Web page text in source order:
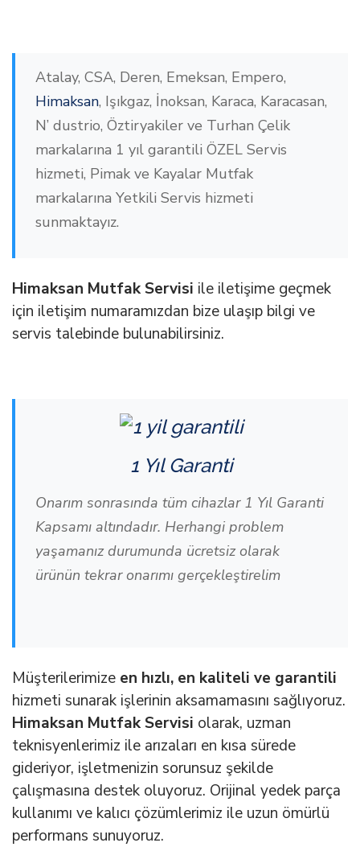
Atalay, CSA, Deren, Emeksan, Empero,
Himaksan, Işıkgaz, İnoksan, Karaca, Karacasan,
N’ dustrio, Öztiryakiler ve Turhan Çelik
markalarına 1 yıl garantili ÖZEL Servis
hizmeti, Pimak ve Kayalar Mutfak
markalarına Yetkili Servis hizmeti
sunmaktayız.
Himaksan Mutfak Servisi ile iletişime geçmek
için iletişim numaramızdan bize ulaşıp bilgi ve
servis talebinde bulunabilirsiniz.
1 Yıl Garanti
Onarım sonrasında tüm cihazlar 1 Yıl Garanti
Kapsamı altındadır. Herhangi problem
yaşamanız durumunda ücretsiz olarak
ürünün tekrar onarımı gerçekleştirelim
Müşterilerimize en hızlı, en kaliteli ve garantili
hizmeti sunarak işlerinin aksamamasını sağlıyoruz.
Himaksan Mutfak Servisi olarak, uzman
teknisyenlerimiz ile arızaları en kısa sürede
gideriyor, işletmenizin sorunsuz şekilde
çalışmasına destek oluyoruz. Orijinal yedek parça
kullanımı ve kalıcı çözümlerimiz ile uzun ömürlü
performans sunuyoruz.